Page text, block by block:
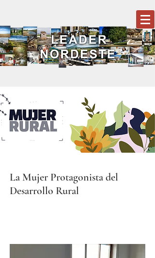
La Mujer Protagonista del
Desarrollo Rural